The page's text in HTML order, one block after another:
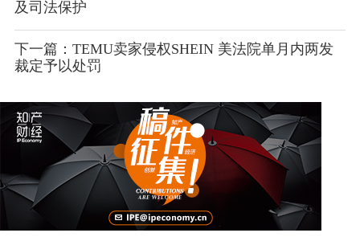
及司法保护
下一篇：TEMU卖家侵权SHEIN 美法院单月内两发
裁定予以处罚